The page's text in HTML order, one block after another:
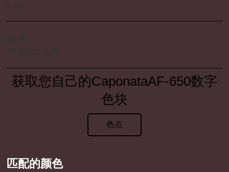
获取您自己的CaponataAF-650数字
色块
色点
匹配的颜色